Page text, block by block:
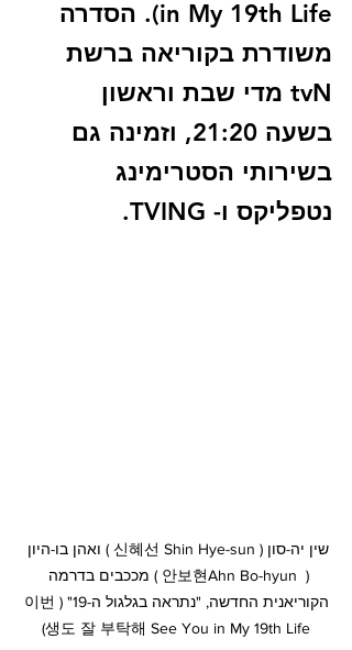
in My 19th Life). הסדרה
משודרת בקוריאה ברשת
tvN מדי שבת וראשון
בשעה 21:20, וזמינה גם
בשירותי הסטרימינג
נטפליקס ו- TVING.
שין יה-סון ( 신혜선 Shin Hye-sun ) ואהן בו-היון
(  안보현Ahn Bo-hyun ) מככבים בדרמה
הקוריאנית החדשה, "נתראה בגלגול ה-19" (이번
생도 잘 부탁해 See You in My 19th Life)